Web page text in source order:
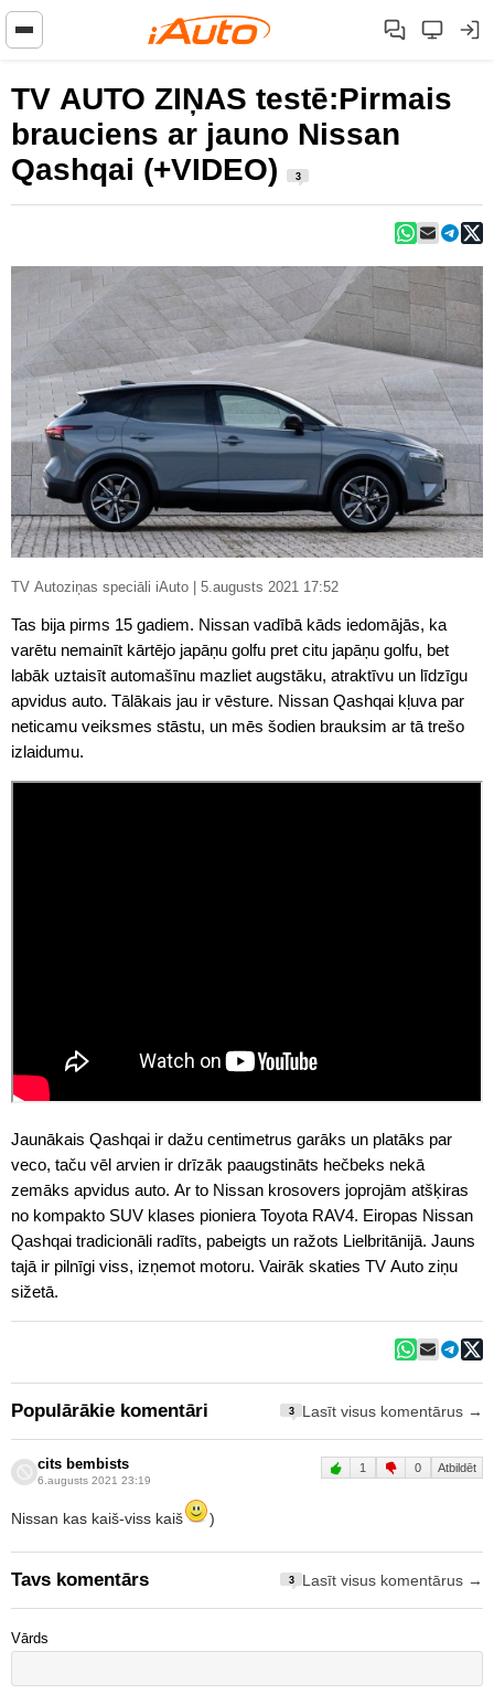
TV AUTO ZIŅAS testē:Pirmais
brauciens ar jauno Nissan
Qashqai (+VIDEO)
3
TV Autoziņas speciāli iAuto | 5.augusts 2021 17:52
Tas bija pirms 15 gadiem. Nissan vadībā kāds iedomājās, ka
varētu nemainīt kārtējo japāņu golfu pret citu japāņu golfu, bet
labāk uztaisīt automašīnu mazliet augstāku, atraktīvu un līdzīgu
apvidus auto. Tālākais jau ir vēsture. Nissan Qashqai kļuva par
neticamu veiksmes stāstu, un mēs šodien brauksim ar tā trešo
izlaidumu.
Jaunākais Qashqai ir dažu centimetrus garāks un platāks par
veco, taču vēl arvien ir drīzāk paaugstināts hečbeks nekā
zemāks apvidus auto. Ar to Nissan krosovers joprojām atšķiras
no kompakto SUV klases pioniera Toyota RAV4. Eiropas Nissan
Qashqai tradicionāli radīts, pabeigts un ražots Lielbritānijā. Jauns
tajā ir pilnīgi viss, izņemot motoru. Vairāk skaties TV Auto ziņu
sižetā.
Populārākie komentāri 3 Lasīt visus komentārus →
cits bembists
6.augusts 2021 23:19
1 0 Atbildēt
Nissan kas kaiš-viss kaiš )
Tavs komentārs 3 Lasīt visus komentārus →
Vārds